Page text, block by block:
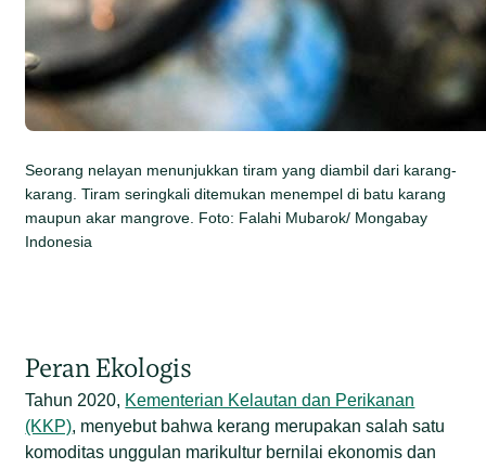
Seorang nelayan menunjukkan tiram yang diambil dari karang-
karang. Tiram seringkali ditemukan menempel di batu karang
maupun akar mangrove. Foto: Falahi Mubarok/ Mongabay
Indonesia
Peran Ekologis
Tahun 2020, Kementerian Kelautan dan Perikanan
(KKP), menyebut bahwa kerang merupakan salah satu
komoditas unggulan marikultur bernilai ekonomis dan